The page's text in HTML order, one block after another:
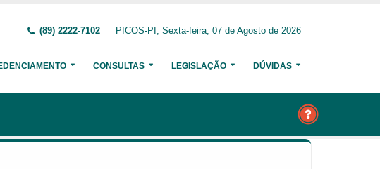
(89) 2222-7102 PICOS-PI, Sexta-feira, 07 de Agosto de 2026
CONSULTAS LEGISLAÇÃO DÚVIDAS